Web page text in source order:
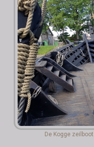
De Kogge